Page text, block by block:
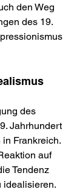
den Weg
des 19.
des
Jahrhundert
Frankreich.
auf
Tendenz
idealisieren.